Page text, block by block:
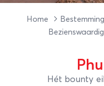
Home
Hét bounty